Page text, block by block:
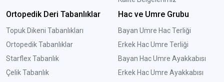
Ortopedik Deri Tabanlıklar
Topuk Dikeni Tabanlıkları
Ortopedik Tabanlıklar
Starflex Tabanlık
Çelik Tabanlık
Hac ve Umre Grubu
Bayan Umre Hac Terliği
Erkek Hac Umre Terliği
Bayan Hac Umre Ayakkabısı
Erkek Hac Umre Ayakkabısı